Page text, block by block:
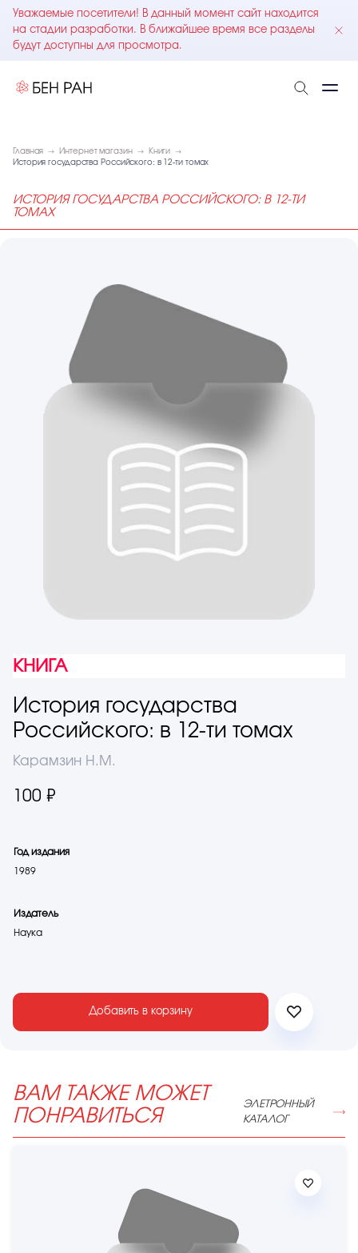
Уважаемые посетители! В данный момент сайт находится
на стадии разработки. В ближайшее время все разделы
будут доступны для просмотра.
Главная Интернет магазин
Книги
История государства Российского: в 12-ти томах
ИСТОРИЯ ГОСУДАРСТВА РОССИЙСКОГО: В 12-ТИ
ТОМАХ
КНИГА
История государства
Российского: в 12-ти томах
Карамзин Н.М.
100 ₽
Год издания
1989
Издатель
Наука
Добавить в корзину
ВАМ ТАКЖЕ МОЖЕТ
ПОНРАВИТЬСЯ
ЭЛЕТРОННЫЙ
КАТАЛОГ